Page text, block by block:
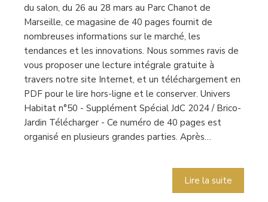
du salon, du 26 au 28 mars au Parc Chanot de
Marseille, ce magasine de 40 pages fournit de
nombreuses informations sur le marché, les
tendances et les innovations. Nous sommes ravis de
vous proposer une lecture intégrale gratuite à
travers notre site Internet, et un téléchargement en
PDF pour le lire hors-ligne et le conserver. Univers
Habitat n°50 - Supplément Spécial JdC 2024 / Brico-
Jardin Télécharger - Ce numéro de 40 pages est
organisé en plusieurs grandes parties. Après…
Lire la suite